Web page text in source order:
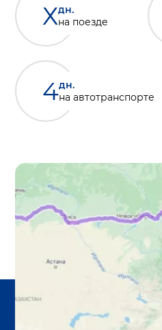
Хдн.
на поезде
4дн.
на автотранспорте